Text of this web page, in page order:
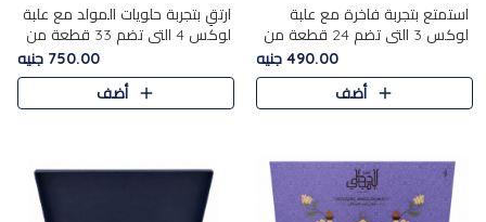
استمتع بتجربة فاخرة مع علبة
لوكس 3 التي تضم 24 قطعة من
أشهر حلويات المولد الشرقية
المختارة بعناية. تحتوي التشكيلة
على الجزرية بالفول، والملب..
490.00 جنيه
أضف
ارتقِ بتجربة حلويات المولد مع علبة
لوكس 4 التي تضم 33 قطعة من
تشكيلة فاخرة ومتنوعة من أشهر
الأصناف الشرقية. تحتوي العلبة على
الجزرية بالفول،..
750.00 جنيه
أضف